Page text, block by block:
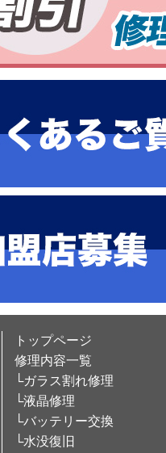
トップページ
修理内容一覧
└ガラス割れ修理
└液晶修理
└バッテリー交換
└水没復旧